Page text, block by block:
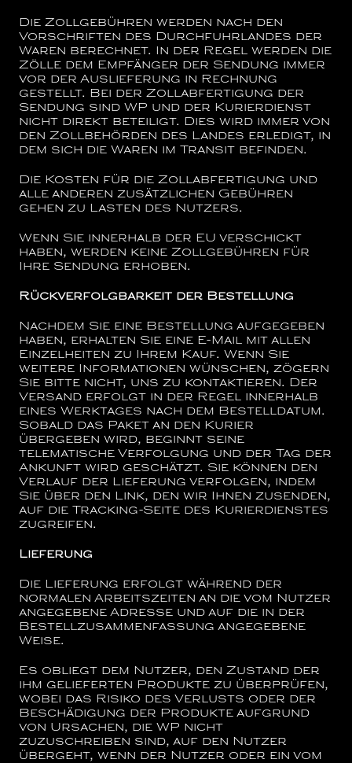
Die Zollgebühren werden nach den
Vorschriften des Durchfuhrlandes der
Waren berechnet. In der Regel werden die
Zölle dem Empfänger der Sendung immer
vor der Auslieferung in Rechnung
gestellt. Bei der Zollabfertigung der
Sendung sind WP und der Kurierdienst
nicht direkt beteiligt. Dies wird immer von
den Zollbehörden des Landes erledigt, in
dem sich die Waren im Transit befinden.
Die Kosten für die Zollabfertigung und
alle anderen zusätzlichen Gebühren
gehen zu Lasten des Nutzers.
Wenn Sie innerhalb der EU verschickt
haben, werden keine Zollgebühren für
Ihre Sendung erhoben.
Rückverfolgbarkeit der Bestellung
Nachdem Sie eine Bestellung aufgegeben
haben, erhalten Sie eine E-Mail mit allen
Einzelheiten zu Ihrem Kauf. Wenn Sie
weitere Informationen wünschen, zögern
Sie bitte nicht, uns zu kontaktieren. Der
Versand erfolgt in der Regel innerhalb
eines Werktages nach dem Bestelldatum.
Sobald das Paket an den Kurier
übergeben wird, beginnt seine
telematische Verfolgung und der Tag der
Ankunft wird geschätzt. Sie können den
Verlauf der Lieferung verfolgen, indem
Sie über den Link, den wir Ihnen zusenden,
auf die Tracking-Seite des Kurierdienstes
zugreifen.
Lieferung
Die Lieferung erfolgt während der
normalen Arbeitszeiten an die vom Nutzer
angegebene Adresse und auf die in der
Bestellzusammenfassung angegebene
Weise.
Es obliegt dem Nutzer, den Zustand der
ihm gelieferten Produkte zu überprüfen,
wobei das Risiko des Verlusts oder der
Beschädigung der Produkte aufgrund
von Ursachen, die WP nicht
zuzuschreiben sind, auf den Nutzer
übergeht, wenn der Nutzer oder ein vom